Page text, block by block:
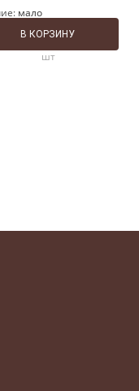
мало
шт
В КОРЗИНУ